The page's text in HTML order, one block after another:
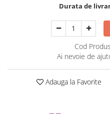
Durata de
Cod
Ai nevoie de
Adauga la Favorite